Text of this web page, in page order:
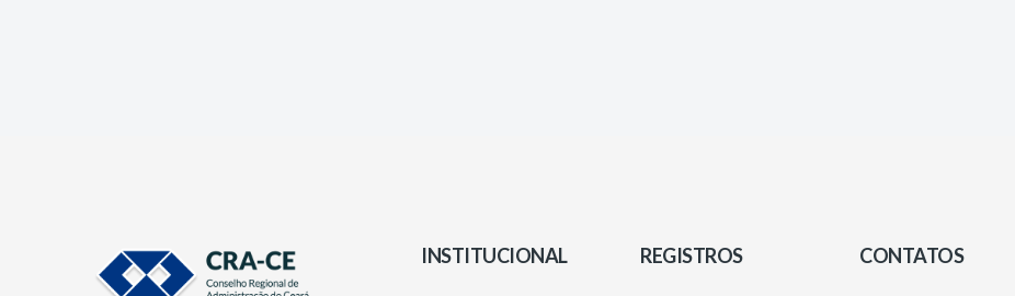
INSTITUCIONAL REGISTROS CONTATOS